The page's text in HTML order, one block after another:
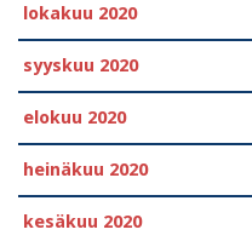
lokakuu 2020
syyskuu 2020
elokuu 2020
heinäkuu 2020
kesäkuu 2020